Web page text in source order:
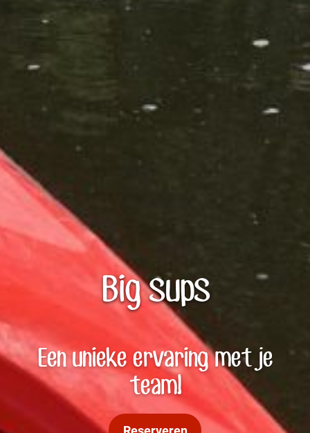
Big sups
Een unieke ervaring met je
team!